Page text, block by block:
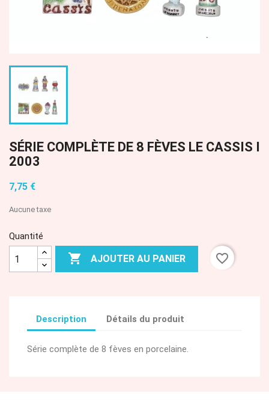
SÉRIE COMPLÈTE DE 8 FÈVES LE CASSIS I
2003
7,75 €
Aucune taxe
Quantité
 AJOUTER AU PANIER favorite_border
Description Détails du produit
Série complète de 8 fèves en porcelaine.